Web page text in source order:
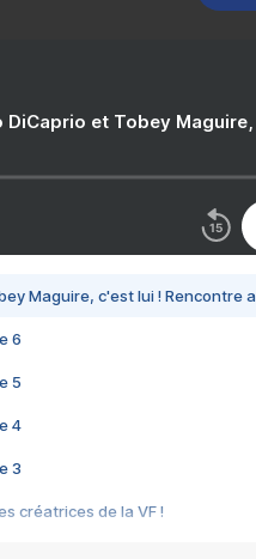
DiCaprio et Tobey
Maguire, c'est lui ! Rencontre
6
5
4
3
créatrices de la VF !